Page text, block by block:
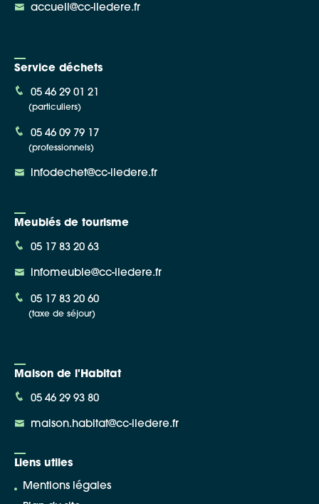
accueil@cc-iledere.fr
Service déchets
05 46 29 01 21
(particuliers)
05 46 09 79 17
(professionnels)
infodechet@cc-iledere.fr
Meublés de tourisme
05 17 83 20 63
infomeuble@cc-iledere.fr
05 17 83 20 60
(taxe de séjour)
Maison de l'Habitat
05 46 29 93 80
maison.habitat@cc-iledere.fr
Liens utiles
Mentions légales